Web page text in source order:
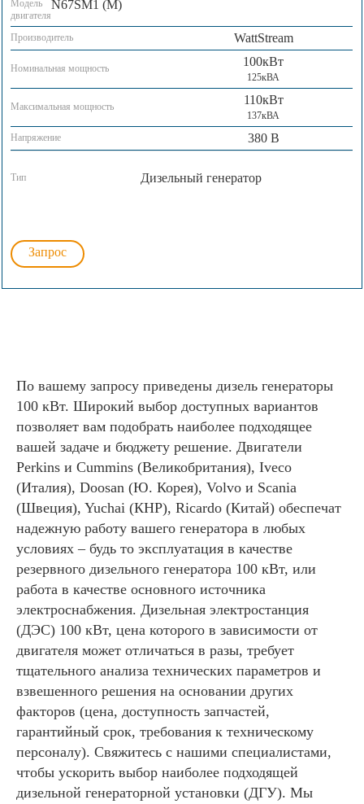
Модель
двигателя
N67SM1 (M)
Производитель WattStream
Номинальная мощность 100кВт
125кВА
Максимальная мощность 110кВт
137кВА
Напряжение
380 В
Тип Дизельный генератор
Запрос
По вашему запросу приведены дизель генераторы
100 кВт. Широкий выбор доступных вариантов
позволяет вам подобрать наиболее подходящее
вашей задаче и бюджету решение. Двигатели
Perkins и Cummins (Великобритания), Iveco
(Италия), Doosan (Ю. Корея), Volvo и Scania
(Швеция), Yuchai (КНР), Ricardo (Китай) обеспечат
надежную работу вашего генератора в любых
условиях – будь то эксплуатация в качестве
резервного дизельного генератора 100 кВт, или
работа в качестве основного источника
электроснабжения. Дизельная электростанция
(ДЭС) 100 кВт, цена которого в зависимости от
двигателя может отличаться в разы, требует
тщательного анализа технических параметров и
взвешенного решения на основании других
факторов (цена, доступность запчастей,
гарантийный срок, требования к техническому
персоналу). Свяжитесь с нашими специалистами,
чтобы ускорить выбор наиболее подходящей
дизельной генераторной установки (ДГУ). Мы